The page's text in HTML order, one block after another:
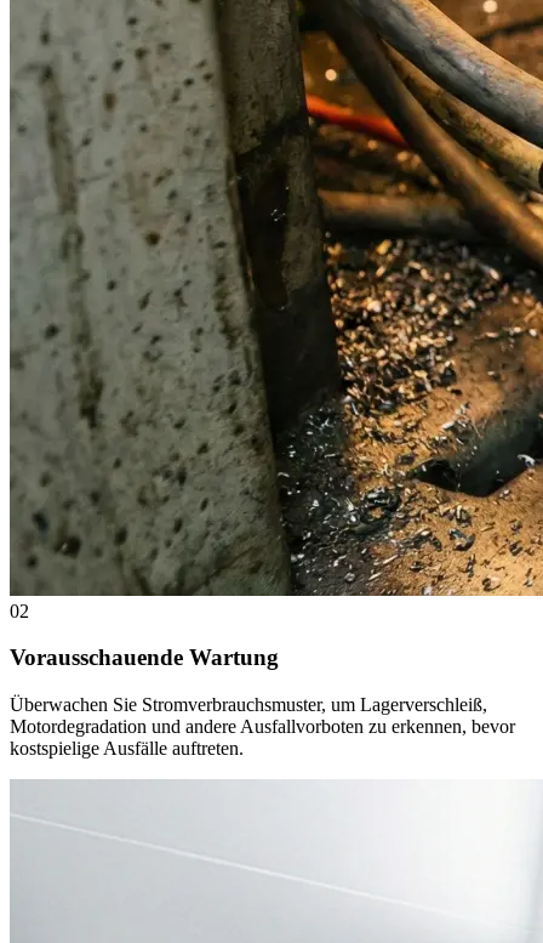
02
Vorausschauende Wartung
Überwachen Sie Stromverbrauchsmuster, um Lagerverschleiß,
Motordegradation und andere Ausfallvorboten zu erkennen, bevor
kostspielige Ausfälle auftreten.